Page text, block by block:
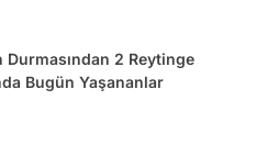
2 Reytinge
Bugün Yaşananlar